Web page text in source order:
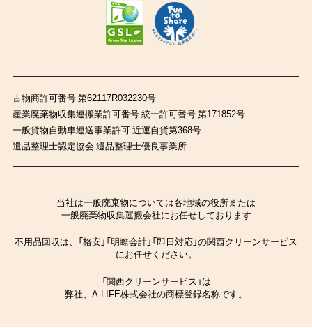
古物商許可番号 第62117R032230号
産業廃棄物収集運搬業許可番号 統一許可番号 第171852号
一般貨物自動車運送事業許可 近運自貨第368号
遺品整理士認定協会 遺品整理士優良事業所
当社は一般廃棄物については各地域の役所または
一般廃棄物収集運搬会社にお任せしております
不用品回収は、「格安」「明瞭会計」「即日対応」の関西クリーンサービス
にお任せください。
「関西クリーンサービス」は
弊社、A-LIFE株式会社の商標登録名称です。